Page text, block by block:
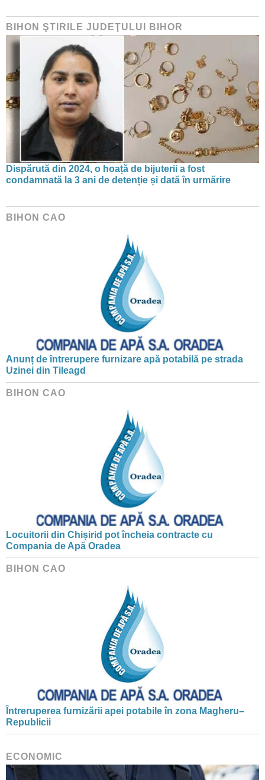
BIHON ŞTIRILE JUDEŢULUI BIHOR
Dispărută din 2024, o hoață de bijuterii a fost
condamnată la 3 ani de detenție și dată în urmărire
BIHON CAO
Anunț de întrerupere furnizare apă potabilă pe strada
Uzinei din Tileagd
BIHON CAO
Locuitorii din Chișirid pot încheia contracte cu
Compania de Apă Oradea
BIHON CAO
Întreruperea furnizării apei potabile în zona Magheru–
Republicii
ECONOMIC